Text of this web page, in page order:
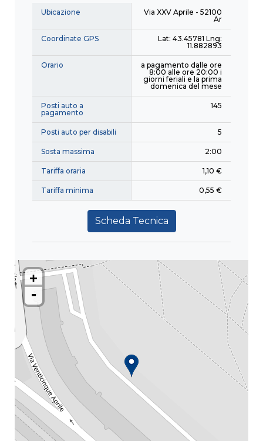
Ubicazione
Via XXV Aprile - 52100
Ar
Coordinate GPS
Lat: 43.45781 Lng:
11.882893
Orario
a pagamento dalle ore
8:00 alle ore 20:00 i
giorni feriali e la prima
domenica del mese
Posti auto a
pagamento
145
Posti auto per disabili 5
Sosta massima 2:00
Tariffa oraria 1,10 €
Tariffa minima 0,55 €
Scheda Tecnica
+
-